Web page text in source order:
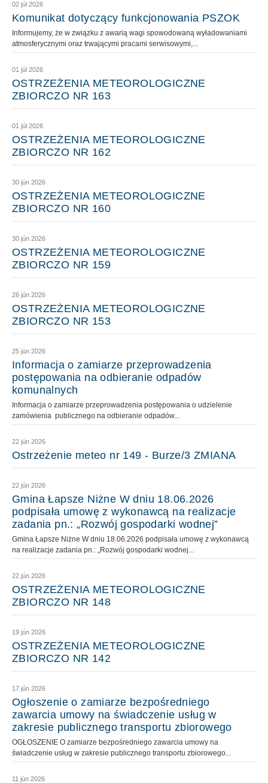
02 júl 2026
Komunikat dotyczący funkcjonowania PSZOK
Informujemy, że w związku z awarią wagi spowodowaną wyładowaniami
atmosferycznymi oraz trwającymi pracami serwisowymi,...
01 júl 2026
OSTRZEŻENIA METEOROLOGICZNE
ZBIORCZO NR 163
01 júl 2026
OSTRZEŻENIA METEOROLOGICZNE
ZBIORCZO NR 162
30 jún 2026
OSTRZEŻENIA METEOROLOGICZNE
ZBIORCZO NR 160
30 jún 2026
OSTRZEŻENIA METEOROLOGICZNE
ZBIORCZO NR 159
26 jún 2026
OSTRZEŻENIA METEOROLOGICZNE
ZBIORCZO NR 153
25 jún 2026
Informacja o zamiarze przeprowadzenia
postępowania na odbieranie odpadów
komunalnych
Informacja o zamiarze przeprowadzenia postępowania o udzielenie
zamówienia publicznego na odbieranie odpadów...
22 jún 2026
Ostrzeżenie meteo nr 149 - Burze/3 ZMIANA
22 jún 2026
Gmina Łapsze Niżne W dniu 18.06.2026
podpisała umowę z wykonawcą na realizacje
zadania pn.: „Rozwój gospodarki wodnej”
Gmina Łapsze Niżne W dniu 18.06.2026 podpisała umowę z wykonawcą
na realizacje zadania pn.: „Rozwój gospodarki wodnej...
22 jún 2026
OSTRZEŻENIA METEOROLOGICZNE
ZBIORCZO NR 148
19 jún 2026
OSTRZEŻENIA METEOROLOGICZNE
ZBIORCZO NR 142
17 jún 2026
Ogłoszenie o zamiarze bezpośredniego
zawarcia umowy na świadczenie usług w
zakresie publicznego transportu zbiorowego
OGŁOSZENIE O zamiarze bezpośredniego zawarcia umowy na
świadczenie usług w zakresie publicznego transportu zbiorowego...
11 jún 2026